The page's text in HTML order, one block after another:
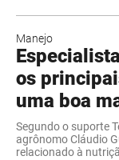
Manejo
os
uma boa
Segundo o suporte
agrônomo Cláudio
relacionado à